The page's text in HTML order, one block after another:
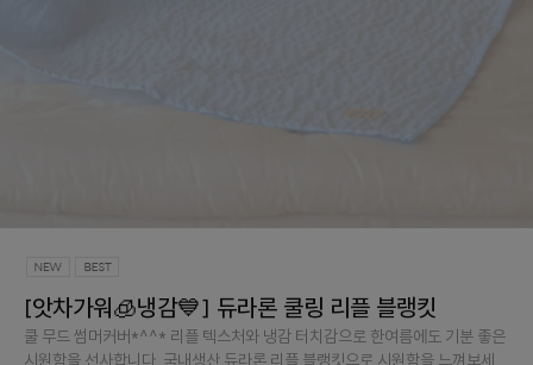
[앗차가워🧊냉감💙] 듀라론 쿨링 리플 블랭킷
쿨 무드 썸머커버*^^* 리플 텍스처와 냉감 터치감으로 한여름에도 기분 좋은
시원함을 선사합니다. 국내생산 듀라론 리플 블랭킷으로 시원함을 느껴보세